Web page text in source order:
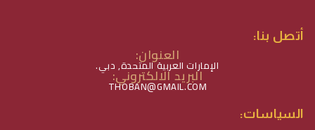
أتصل بنا:
العنوان:
الإمارات العربية المتحدة, دبي.
البريد الالكتروني:
THOBAN@GMAIL.COM
السياسات: